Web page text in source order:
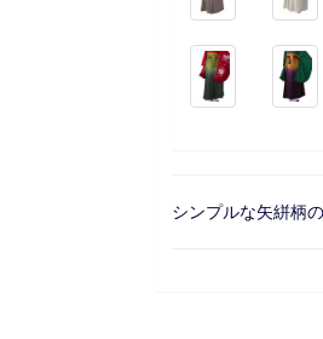
シンプルな矢絣柄